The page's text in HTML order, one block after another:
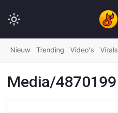
Nieuw Trending Video's Virals
Media/4870199